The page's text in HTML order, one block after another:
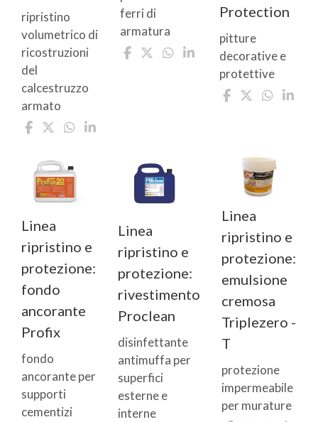
ripristino
volumetrico di
ricostruzioni
del
calcestruzzo
armato
ferri di
armatura
Protection
pitture
decorative e
protettive
Linea
ripristino e
protezione:
fondo
ancorante
Profix
fondo
ancorante per
supporti
cementizi
Linea
ripristino e
protezione:
rivestimento
Proclean
disinfettante
antimuffa per
superfici
esterne e
interne
Linea
ripristino e
protezione:
emulsione
cremosa
Triplezero -
T
protezione
impermeabile
per murature